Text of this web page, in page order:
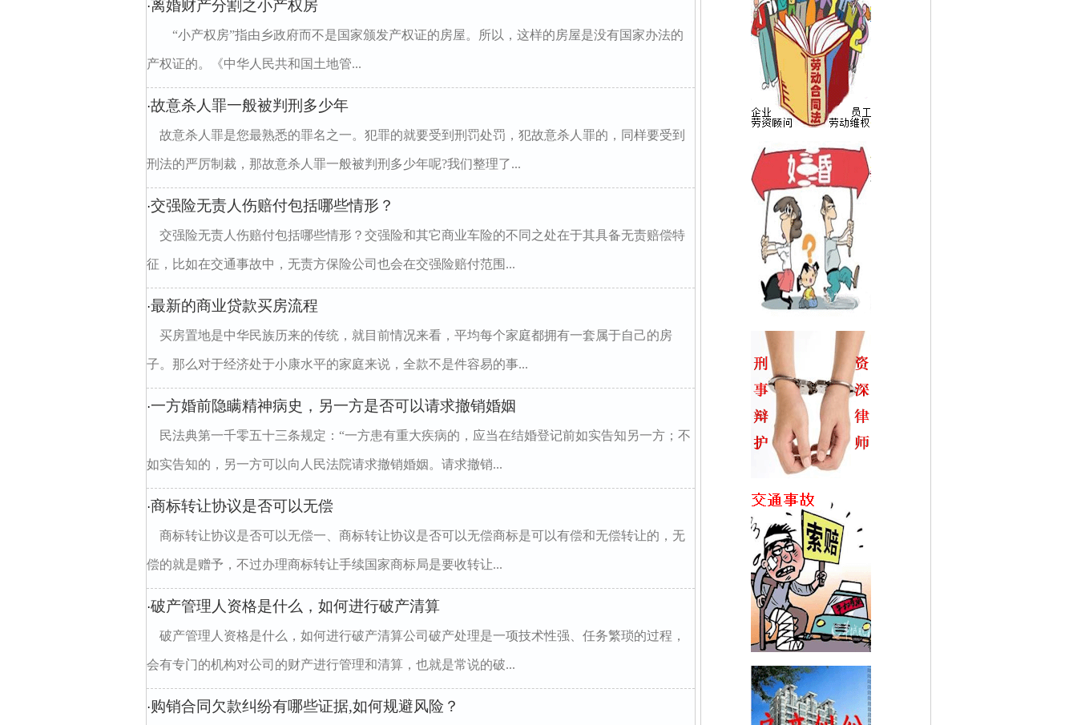
·离婚财产分割之小产权房
“小产权房”指由乡政府而不是国家颁发产权证的房屋。所以，这样的房屋是没有国家办法的
产权证的。《中华人民共和国土地管...
·故意杀人罪一般被判刑多少年
故意杀人罪是您最熟悉的罪名之一。犯罪的就要受到刑罚处罚，犯故意杀人罪的，同样要受到
刑法的严厉制裁，那故意杀人罪一般被判刑多少年呢?我们整理了...
·交强险无责人伤赔付包括哪些情形？
交强险无责人伤赔付包括哪些情形？交强险和其它商业车险的不同之处在于其具备无责赔偿特
征，比如在交通事故中，无责方保险公司也会在交强险赔付范围...
·最新的商业贷款买房流程
买房置地是中华民族历来的传统，就目前情况来看，平均每个家庭都拥有一套属于自己的房
子。那么对于经济处于小康水平的家庭来说，全款不是件容易的事...
·一方婚前隐瞒精神病史，另一方是否可以请求撤销婚姻
民法典第一千零五十三条规定：“一方患有重大疾病的，应当在结婚登记前如实告知另一方；不
如实告知的，另一方可以向人民法院请求撤销婚姻。请求撤销...
·商标转让协议是否可以无偿
商标转让协议是否可以无偿一、商标转让协议是否可以无偿商标是可以有偿和无偿转让的，无
偿的就是赠予，不过办理商标转让手续国家商标局是要收转让...
·破产管理人资格是什么，如何进行破产清算
破产管理人资格是什么，如何进行破产清算公司破产处理是一项技术性强、任务繁琐的过程，
会有专门的机构对公司的财产进行管理和清算，也就是常说的破...
·购销合同欠款纠纷有哪些证据,如何规避风险？